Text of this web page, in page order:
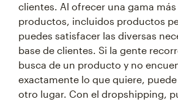
clientes. Al ofrecer una gama
productos, incluidos productos
puedes satisfacer las diversas
base de clientes. Si la gente
busca de un producto y no
exactamente lo que quiere,
otro lugar. Con el dropshipping,